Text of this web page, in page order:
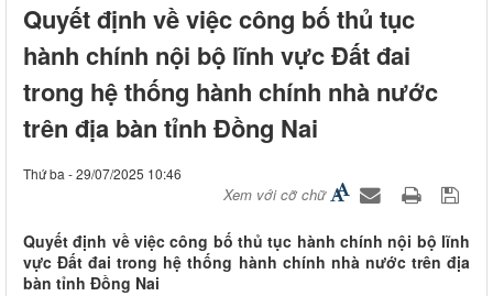
Quyết định về việc công bố thủ tục
hành chính nội bộ lĩnh vực Đất đai
trong hệ thống hành chính nhà nước
trên địa bàn tỉnh Đồng Nai
Thứ ba - 29/07/2025 10:46
Xem với cỡ chữ
Quyết định về việc công bố thủ tục hành chính nội bộ lĩnh
vực Đất đai trong hệ thống hành chính nhà nước trên địa
bàn tỉnh Đồng Nai